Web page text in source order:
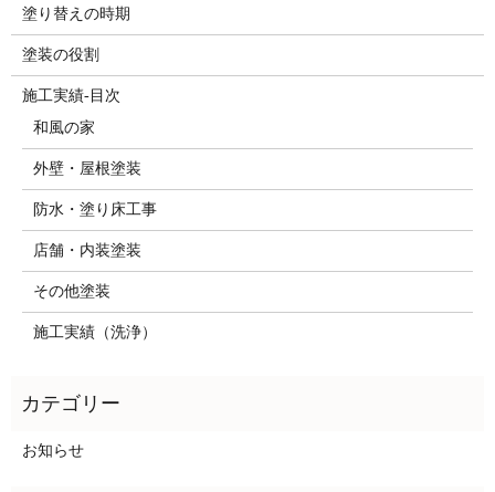
塗り替えの時期
塗装の役割
施工実績-目次
和風の家
外壁・屋根塗装
防水・塗り床工事
店舗・内装塗装
その他塗装
施工実績（洗浄）
お知らせ